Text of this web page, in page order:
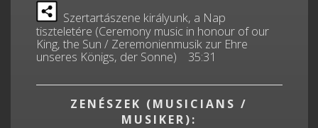
Szertartászene királyunk, a Nap
tiszteletére (Ceremony music in honour of our
King, the Sun / Zeremonienmusik zur Ehre
unseres Königs, der Sonne) 35:31
ZENÉSZEK (MUSICIANS /
MUSIKER):